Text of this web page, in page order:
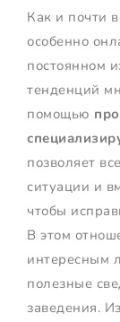
Как и почти
особенно
постоянном
тенденций
помощью
позволяет
ситуации и
чтобы
В этом
интересным
полезные
заведения.